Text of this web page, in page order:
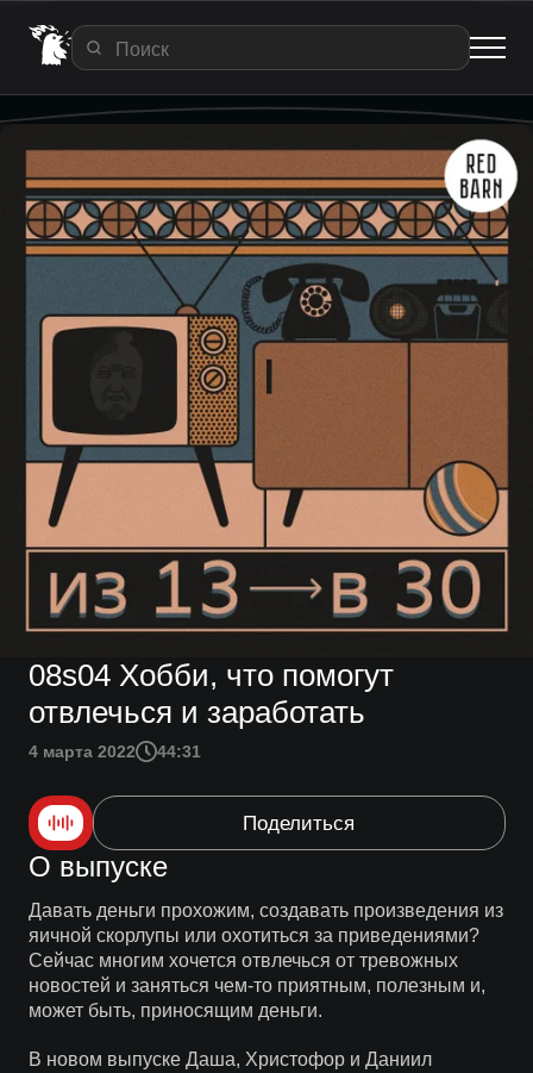
08s04 Хобби, что помогут
отвлечься и заработать
4 марта 2022 44:31
Поделиться
О выпуске
Давать деньги прохожим, создавать произведения из
яичной скорлупы или охотиться за приведениями?
Сейчас многим хочется отвлечься от тревожных
новостей и заняться чем-то приятным, полезным и,
может быть, приносящим деньги.
В новом выпуске Даша, Христофор и Даниил